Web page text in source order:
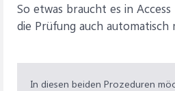
So etwas braucht es in
die Prüfung auch automatisch
In diesen beiden Prozeduren